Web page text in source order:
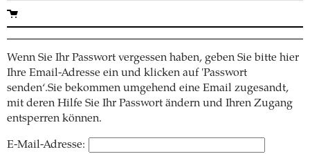
Wenn Sie Ihr Passwort vergessen haben, geben Sie bitte hier
Ihre Email-Adresse ein und klicken auf 'Passwort
senden‘.Sie bekommen umgehend eine Email zugesandt,
mit deren Hilfe Sie Ihr Passwort ändern und Ihren Zugang
entsperren können.
E-Mail-Adresse: